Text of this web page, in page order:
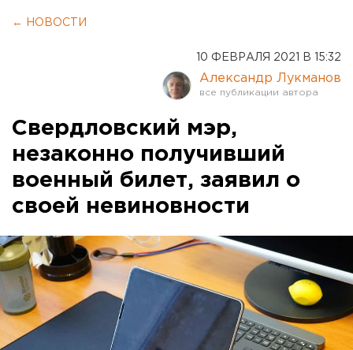
← НОВОСТИ
10 ФЕВРАЛЯ 2021 В 15:32
Александр Лукманов
Свердловский мэр,
незаконно получивший
военный билет, заявил о
своей невиновности